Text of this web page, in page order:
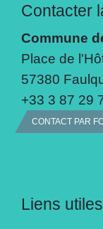
Contacter
Commune
Place de
57380
+33 3 87 29
CONTACT PAR
Liens utiles